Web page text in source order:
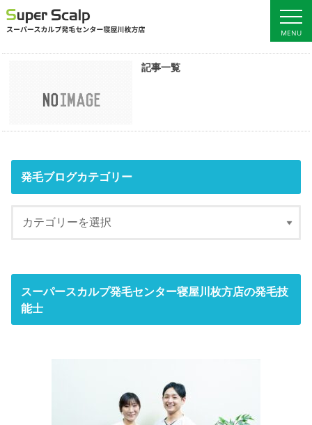
MENU
サービス料金
初回ご予約
男性の発毛
記事一覧
発毛ブログカテゴリー
スーパースカルプ発毛センター寝屋川枚方店の発毛技
能士